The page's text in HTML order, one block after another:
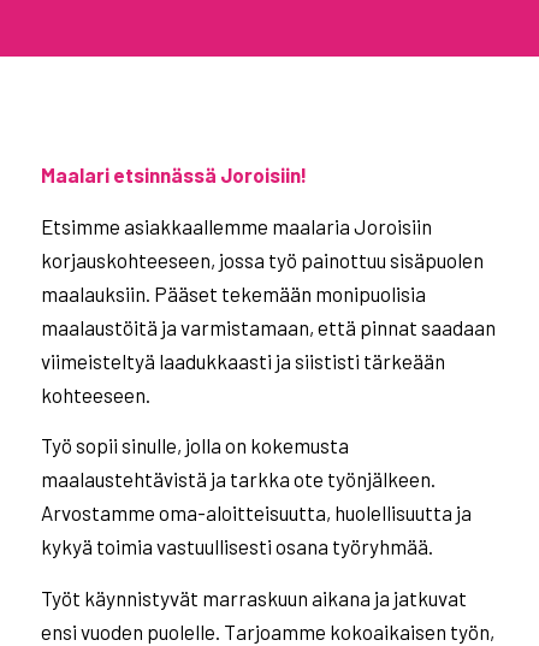
Maalari etsinnässä Joroisiin!
Etsimme asiakkaallemme maalaria Joroisiin
korjauskohteeseen, jossa työ painottuu sisäpuolen
maalauksiin. Pääset tekemään monipuolisia
maalaustöitä ja varmistamaan, että pinnat saadaan
viimeisteltyä laadukkaasti ja siististi tärkeään
kohteeseen.
Työ sopii sinulle, jolla on kokemusta
maalaustehtävistä ja tarkka ote työnjälkeen.
Arvostamme oma-aloitteisuutta, huolellisuutta ja
kykyä toimia vastuullisesti osana työryhmää.
Työt käynnistyvät marraskuun aikana ja jatkuvat
ensi vuoden puolelle. Tarjoamme kokoaikaisen työn,